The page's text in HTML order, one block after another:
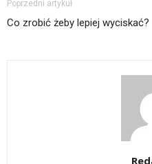
Poprzedni artykuł
Co zrobić żeby lepiej wyciskać?